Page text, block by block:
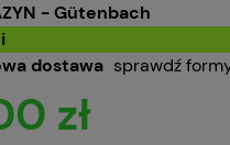
- Gütenbach
dostawa sprawdź
zł